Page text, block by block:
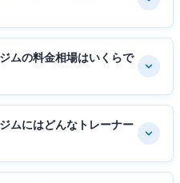
ムの料金相場はいくらで
ムにはどんなトレーナー